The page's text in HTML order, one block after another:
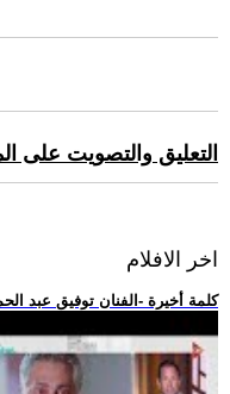
التعليق والتصويت على
اخر الافلام
.. كلمة أخيرة -الفنان توفيق عبد